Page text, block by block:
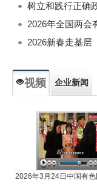
树立和践行正确
2026年全国两会
2026新春走基层
视频 企业新闻